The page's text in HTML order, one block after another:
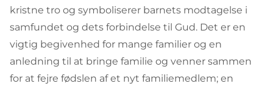
kristne tro og symboliserer barnets modtagelse i
samfundet og dets forbindelse til Gud. Det er en
vigtig begivenhed for mange familier og en
anledning til at bringe familie og venner sammen
for at fejre fødslen af et nyt familiemedlem; en